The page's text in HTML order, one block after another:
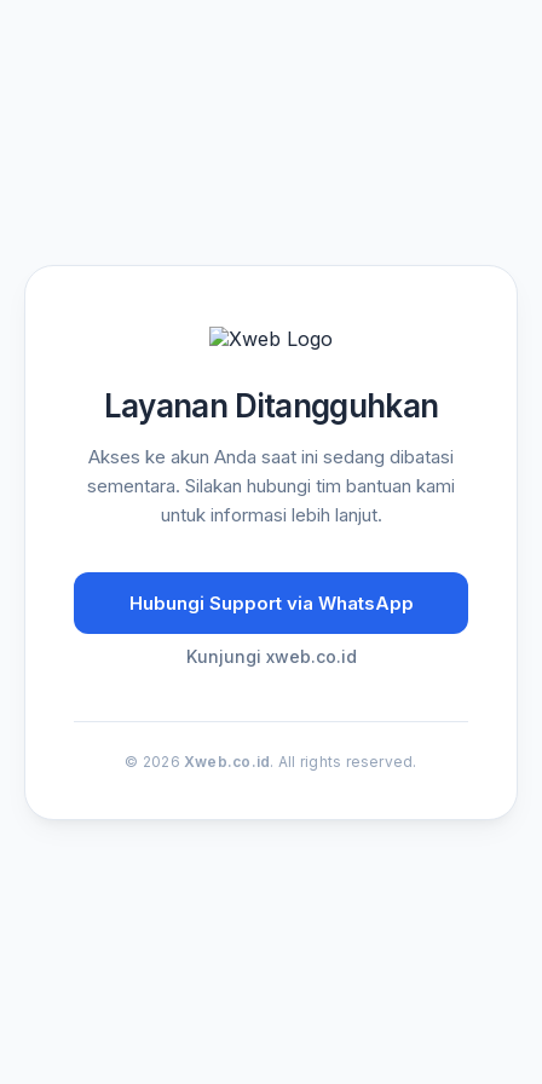
Layanan Ditangguhkan
Akses ke akun Anda saat ini sedang dibatasi
sementara. Silakan hubungi tim bantuan kami
untuk informasi lebih lanjut.
Hubungi Support via WhatsApp
Kunjungi xweb.co.id
© 2026 Xweb.co.id. All rights reserved.